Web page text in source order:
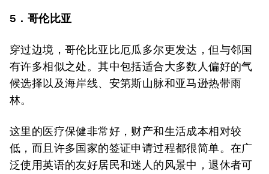
5．哥伦比亚
穿过边境，哥伦比亚比厄瓜多尔更发达，但与邻国
有许多相似之处。其中包括适合大多数人偏好的气
候选择以及海岸线、安第斯山脉和亚马逊热带雨
林。
这里的医疗保健非常好，财产和生活成本相对较
低，而且许多国家的签证申请过程都很简单。在广
泛使用英语的友好居民和迷人的风景中，退休者可